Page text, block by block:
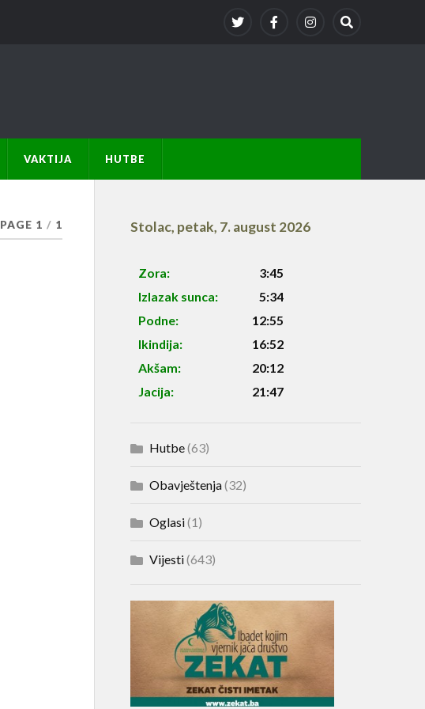
VAKTIJA HUTBE
PAGE 1 / 1 Stolac, petak, 7. august 2026
Zora:
3:45
Izlazak sunca:
5:34
Podne:
12:55
Ikindija:
16:52
Akšam:
20:12
Jacija:
21:47
Hutbe(63)
Obavještenja(32)
Oglasi(1)
Vijesti(643)